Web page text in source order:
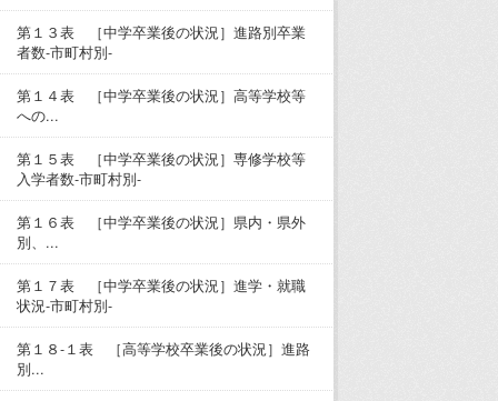
第１３表 ［中学卒業後の状況］進路別卒業
者数-市町村別-
第１４表 ［中学卒業後の状況］高等学校等
への...
第１５表 ［中学卒業後の状況］専修学校等
入学者数-市町村別-
第１６表 ［中学卒業後の状況］県内・県外
別、...
第１７表 ［中学卒業後の状況］進学・就職
状況-市町村別-
第１８-１表 ［高等学校卒業後の状況］進路
別...